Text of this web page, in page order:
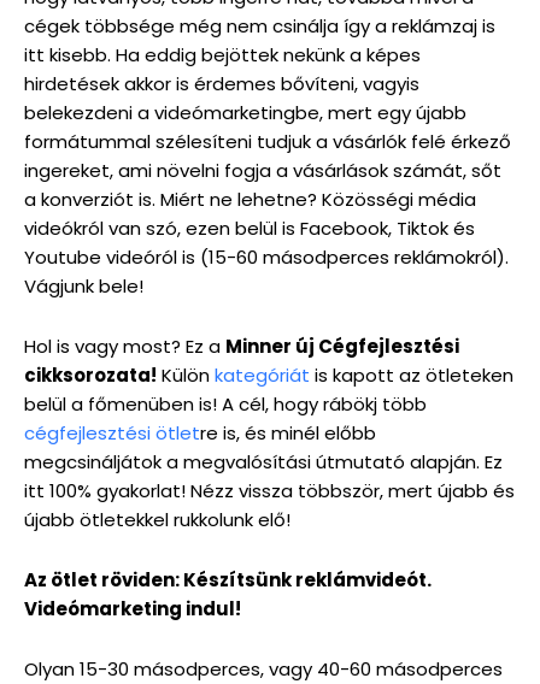
cégek többsége még nem csinálja így a reklámzaj is
itt kisebb. Ha eddig bejöttek nekünk a képes
hirdetések akkor is érdemes bővíteni, vagyis
belekezdeni a videómarketingbe, mert egy újabb
formátummal szélesíteni tudjuk a vásárlók felé érkező
ingereket, ami növelni fogja a vásárlások számát, sőt
a konverziót is. Miért ne lehetne? Közösségi média
videókról van szó, ezen belül is Facebook, Tiktok és
Youtube videóról is (15-60 másodperces reklámokról).
Vágjunk bele!
Hol is vagy most? Ez a Minner új Cégfejlesztési
cikksorozata! Különkategóriát is kapott az ötleteken
belül a főmenüben is! A cél, hogy rábökj több
cégfejlesztési ötletre is, és minél előbb
megcsináljátok a megvalósítási útmutató alapján. Ez
itt 100% gyakorlat! Nézz vissza többször, mert újabb és
újabb ötletekkel rukkolunk elő!
Az ötlet röviden: Készítsünk reklámvideót.
Videómarketing indul!
Olyan 15-30 másodperces, vagy 40-60 másodperces